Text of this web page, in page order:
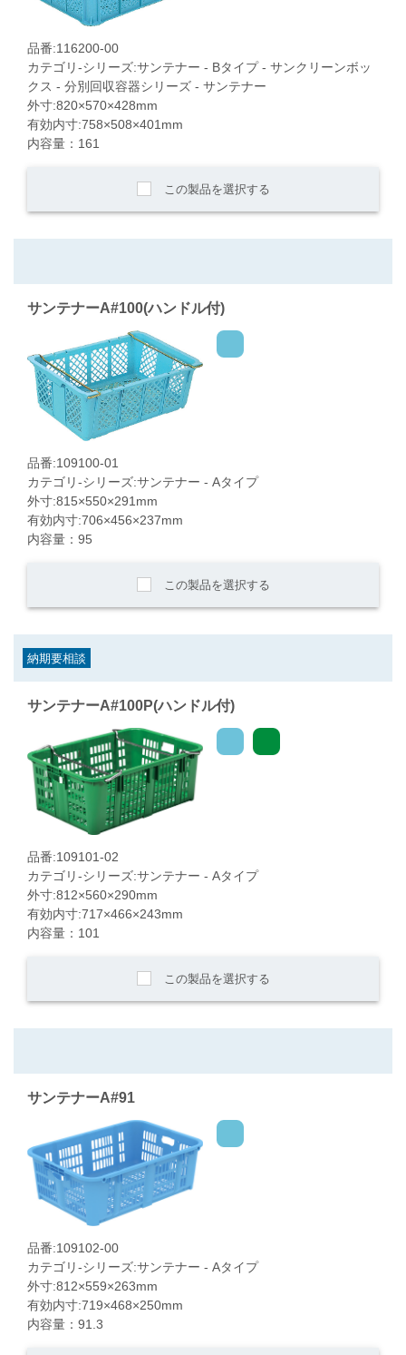
品番:116200-00
カテゴリ-シリーズ:サンテナー - Bタイプ - サンクリーンボッ
クス - 分別回収容器シリーズ - サンテナー
外寸:820×570×428mm
有効内寸:758×508×401mm
内容量：161
この製品を選択する
サンテナーA#100(ハンドル付)
品番:109100-01
カテゴリ-シリーズ:サンテナー - Aタイプ
外寸:815×550×291mm
有効内寸:706×456×237mm
内容量：95
この製品を選択する
納期要相談
サンテナーA#100P(ハンドル付)
品番:109101-02
カテゴリ-シリーズ:サンテナー - Aタイプ
外寸:812×560×290mm
有効内寸:717×466×243mm
内容量：101
この製品を選択する
サンテナーA#91
品番:109102-00
カテゴリ-シリーズ:サンテナー - Aタイプ
外寸:812×559×263mm
有効内寸:719×468×250mm
内容量：91.3